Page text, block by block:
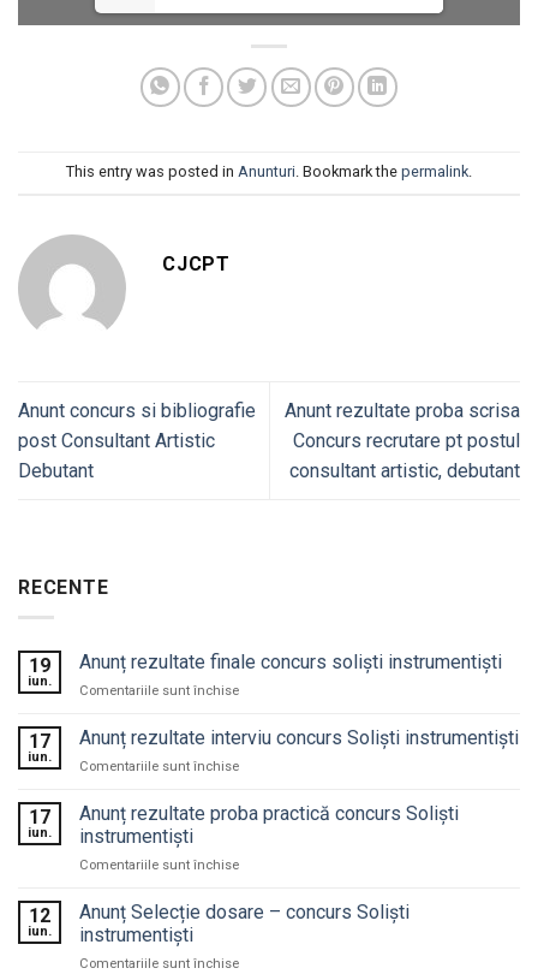
This entry was posted in Anunturi. Bookmark the permalink.
CJCPT
Anunt concurs si bibliografie
post Consultant Artistic
Debutant
Anunt rezultate proba scrisa
Concurs recrutare pt postul
consultant artistic, debutant
RECENTE
19
iun.
Anunț rezultate finale concurs soliști instrumentiști
Comentariile sunt închisepentru
rezultate
concurs
instrumentiști
17
iun.
Anunț rezultate interviu concurs Soliști instrumentiști
Comentariile sunt închisepentru
rezultate
interviu
Soliști
17
iun.
Anunț rezultate proba practică concurs Soliști
instrumentiști
Comentariile sunt închisepentru
rezultate
concurs
12
iun.
Anunț Selecție dosare – concurs Soliști
instrumentiști
Comentariile sunt închisepentru